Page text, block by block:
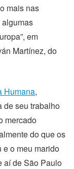
mais nas
em
Martínez, do
Humana,
de seu trabalho
mercado
do que os
e o meu marido
aí de São Paulo